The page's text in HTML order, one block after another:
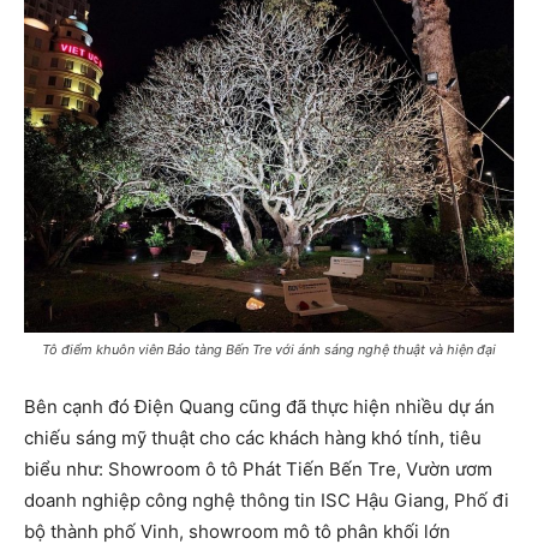
Tô điểm khuôn viên Bảo tàng Bến Tre với ánh sáng nghệ thuật và hiện đại
Bên cạnh đó Điện Quang cũng đã thực hiện nhiều dự án
chiếu sáng mỹ thuật cho các khách hàng khó tính, tiêu
biểu như: Showroom ô tô Phát Tiến Bến Tre, Vườn ươm
doanh nghiệp công nghệ thông tin ISC Hậu Giang, Phố đi
bộ thành phố Vinh, showroom mô tô phân khối lớn